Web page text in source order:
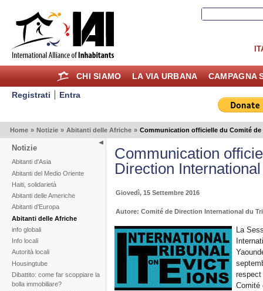
CHI SIAMO LA VIA URBANA CAMPAGNA
Registrati Entra
Home » Notizie » Abitanti delle Afriche » Communication officielle du Comité
Notizie
Abitanti d'Asia
Abitanti del Medio Oriente
Haiti, solidarietà
Abitanti delle Americhe
Abitanti d'Europa
Abitanti delle Afriche
info globali
Info locali
Autorità locali
Housingtube
Dibattito: come far scoppiare la
bolla immobiliare?
Communication
Direction
Giovedì, 15 Settembre 2016
Autore: Comité de Direction International du
La
respect
Comité